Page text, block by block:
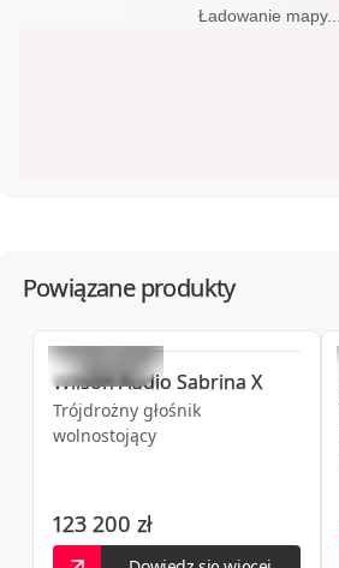
Ładowanie mapy...
Powiązane produkty
Wilson Audio Sabrina X
Trójdrożny głośnik
wolnostojący
123 200 zł